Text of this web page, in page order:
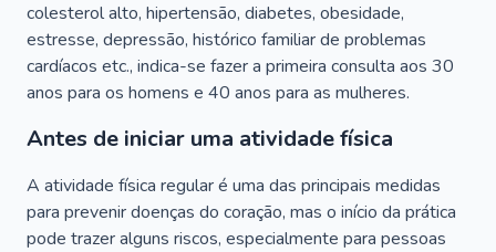
colesterol alto, hipertensão, diabetes, obesidade,
estresse, depressão, histórico familiar de problemas
cardíacos etc., indica-se fazer a primeira consulta aos 30
anos para os homens e 40 anos para as mulheres.
Antes de iniciar uma atividade física
A atividade física regular é uma das principais medidas
para prevenir doenças do coração, mas o início da prática
pode trazer alguns riscos, especialmente para pessoas